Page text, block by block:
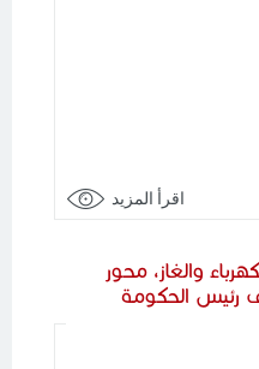
اقرأ المزيد
والغاز، محور
رئيس الحكومة